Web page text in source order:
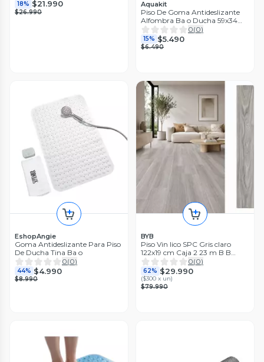
18% $21.990
$26.990
Aquakit
Piso De Goma Antideslizante
Alfombra Ba o Ducha 59x34
Cm Transparente
0(0)
15% $5.490
$6.490
EshopAngie
Goma Antideslizante Para Piso
De Ducha Tina Ba o
0(0)
44% $4.990
$8.990
BYB
Piso Vin lico SPC Gris claro
122x19 cm Caja 2 23 m B B
Home base de goma integrada
0(0)
62% $29.990
($300 x un)
$79.990